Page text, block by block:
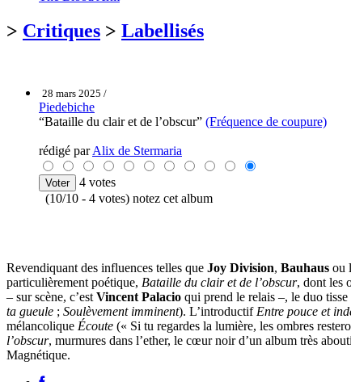
> Critiques > Labellisés
28 mars 2025 /
Piedebiche
“Bataille du clair et de l’obscur” (Fréquence de coupure)
rédigé parAlix de Stermaria
4 votes
(10/10 - 4 votes) notez cet album
Revendiquant des influences telles que Joy Division, Bauhaus ou
particulièrement poétique, Bataille du clair et de l’obscur, dont les
– sur scène, c’est Vincent Palacio qui prend le relais –, le duo
ta gueule ; Soulèvement imminent). L’introductif Entre pouce et
mélancolique Écoute (« Si tu regardes la lumière, les ombres
l’obscur, murmures dans l’ether, le cœur noir d’un album très
Magnétique.